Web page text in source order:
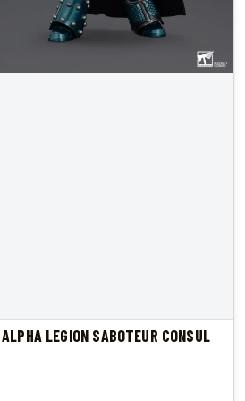
ALPHA LEGION SABOTEUR CONSUL